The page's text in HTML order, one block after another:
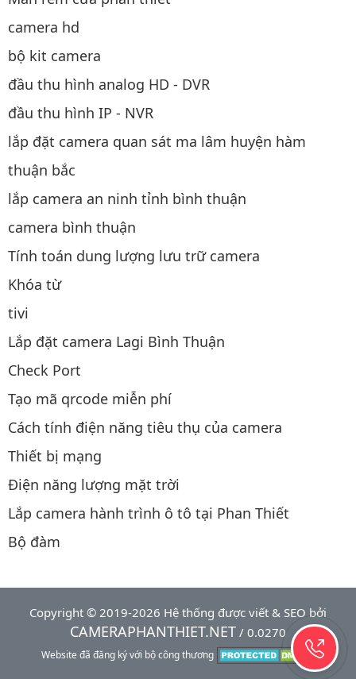
camera hd
bộ kit camera
đầu thu hình analog HD - DVR
đầu thu hình IP - NVR
lắp đặt camera quan sát ma lâm huyện hàm
thuận bắc
lắp camera an ninh tỉnh bình thuận
camera bình thuận
Tính toán dung lượng lưu trữ camera
Khóa từ
tivi
Lắp đặt camera Lagi Bình Thuận
Check Port
Tạo mã qrcode miễn phí
Cách tính điện năng tiêu thụ của camera
Thiết bị mạng
Điện năng lượng mặt trời
Lắp camera hành trình ô tô tại Phan Thiết
Bộ đàm
Copyright © 2019-2026 Hệ thống được viết & SEO bởi
CAMERAPHANTHIET.NET / 0.0270
Website đã đăng ký với bộ công thương